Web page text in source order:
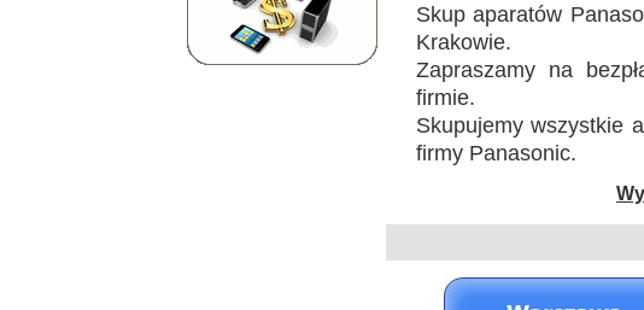
Skup aparatów
Krakowie.
Zapraszamy na
firmie.
Skupujemy wszystkie
firmy Panasonic.